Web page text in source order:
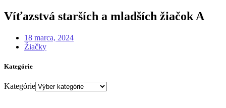
Víťazstvá starších a mladších žiačok A
18 marca, 2024
Žiačky
Kategórie
Kategórie